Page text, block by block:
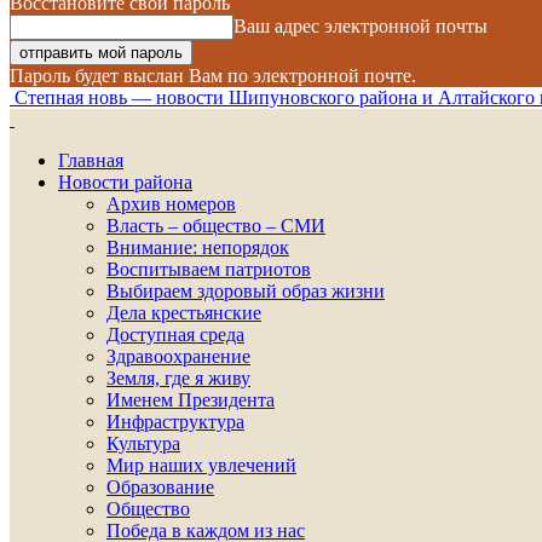
Ваш адрес электронной почты
Пароль будет выслан Вам по электронной почте.
Степная новь — новости Шипуновского района и Алтайского
Главная
Новости района
Архив номеров
Власть – общество – СМИ
Внимание: непорядок
Воспитываем патриотов
Выбираем здоровый образ жизни
Дела крестьянские
Доступная среда
Здравоохранение
Земля, где я живу
Именем Президента
Инфраструктура
Культура
Мир наших увлечений
Образование
Общество
Победа в каждом из нас